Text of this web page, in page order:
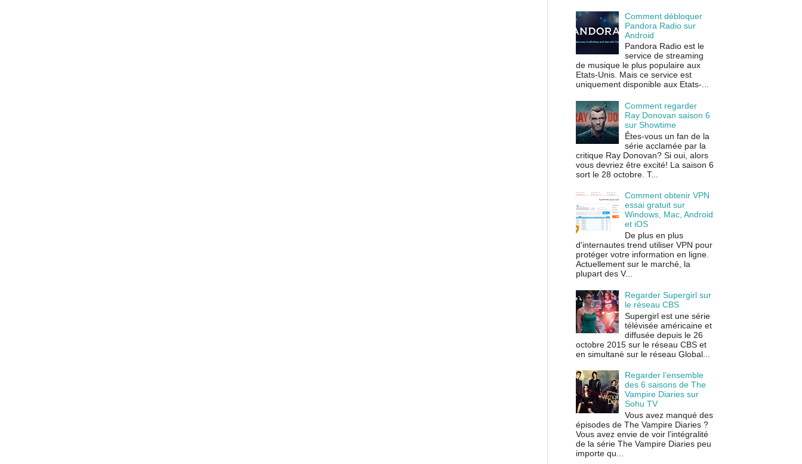
Comment débloquer
Pandora Radio sur
Android
Pandora Radio est le
service de streaming
de musique le plus populaire aux
Etats-Unis. Mais ce service est
uniquement disponible aux Etats-...
Comment regarder
Ray Donovan saison 6
sur Showtime
Êtes-vous un fan de la
série acclamée par la
critique Ray Donovan? Si oui, alors
vous devriez être excité! La saison 6
sort le 28 octobre. T...
Comment obtenir VPN
essai gratuit sur
Windows, Mac, Android
et iOS
De plus en plus
d'internautes trend utiliser VPN pour
protéger votre information en ligne.
Actuellement sur le marché, la
plupart des V...
Regarder Supergirl sur
le réseau CBS
Supergirl est une série
télévisée américaine et
diffusée depuis le 26
octobre 2015 sur le réseau CBS et
en simultané sur le réseau Global...
Regarder l’ensemble
des 6 saisons de The
Vampire Diaries sur
Sohu TV
Vous avez manqué des
épisodes de The Vampire Diaries ?
Vous avez envie de voir l’intégralité
de la série The Vampire Diaries peu
importe qu...